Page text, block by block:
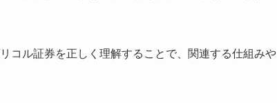
コル証券を正しく理解することで、関連する仕組みや